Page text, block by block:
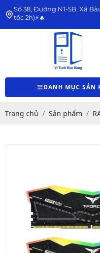
Số 38, Đường N1-5B, Xã
tốc 2h)⚡🔥
DANH MỤC SẢN
Trang chủ Sản phẩm